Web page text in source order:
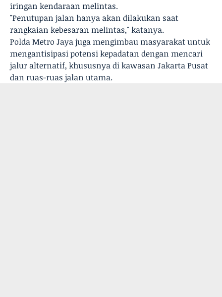
iringan kendaraan melintas.
"Penutupan jalan hanya akan dilakukan saat
rangkaian kebesaran melintas," katanya.
Polda Metro Jaya juga mengimbau masyarakat untuk
mengantisipasi potensi kepadatan dengan mencari
jalur alternatif, khususnya di kawasan Jakarta Pusat
dan ruas-ruas jalan utama.